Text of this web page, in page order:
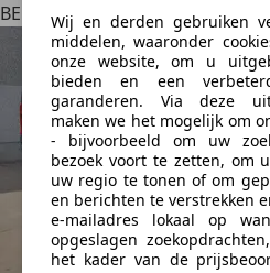
BE 4280Hannut
Wij en derden gebruiken
middelen, waaronder
onze website, om u
bieden en een
garanderen. Via deze
maken we het mogelijk om
- bijvoorbeeld om uw
bezoek voort te zetten, om
uw regio te tonen of om
en berichten te verstrekken
e-mailadres lokaal op
opgeslagen
het kader van de